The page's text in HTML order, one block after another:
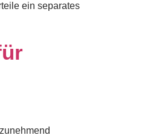
ein separates